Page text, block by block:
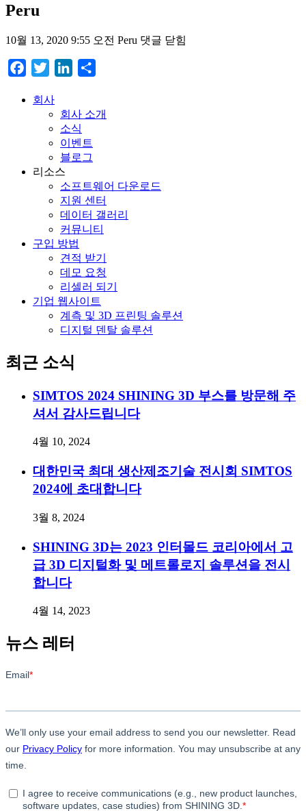
Peru
10월 13, 2020 9:55 오전 Peru 댓글 닫힘
Facebook
Twitter LinkedIn
회사
회사 소개
소식
이벤트
블로그
리소스
소프트웨어 다운로드
지원 센터
데이터 갤러리
커뮤니티
구입 방법
견적 받기
데모 요청
리셀러 되기
기업 웹사이트
계측 및 3D 프린팅 솔루션
디지털 덴탈 솔루션
최근 소식
SIMTOS 2024 SHINING 3D 부스를 방문해 주
셔서 감사드립니다
4월 10, 2024
대한민국 최대 생산제조기술 전시회 SIMTOS
2024에 초대합니다
3월 8, 2024
SHINING 3D는 2023 인터몰드 코리아에서 고
급 3D 디지털화 및 메트롤로지 솔루션을 전시
합니다
4월 14, 2023
뉴스 레터